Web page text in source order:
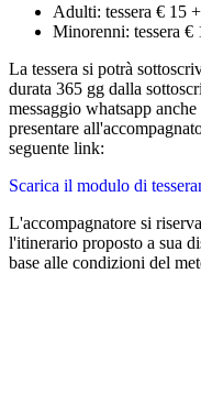
Adulti: tessera € 15
Minorenni: tessera €
La tessera si potrà
durata 365 gg dalla
messaggio whatsapp
presentare
seguente link:
Scarica il modulo di
L'accompagnatore si
l'itinerario proposto a sua
base alle condizioni del